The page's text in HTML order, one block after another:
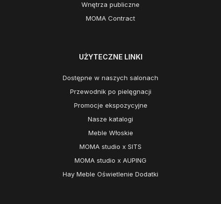
Wnętrza publiczne
MOMA Contract
UŻYTECZNE LINKI
Dostępne w naszych salonach
Przewodnik po pielęgnacji
Promocje ekspozycyjne
Nasze katalogi
Meble Włoskie
MOMA studio x SITS
MOMA studio x AUPING
Hay Meble Oświetlenie Dodatki